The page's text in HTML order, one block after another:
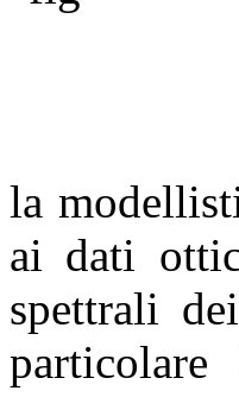
la
ai dati
spettrali